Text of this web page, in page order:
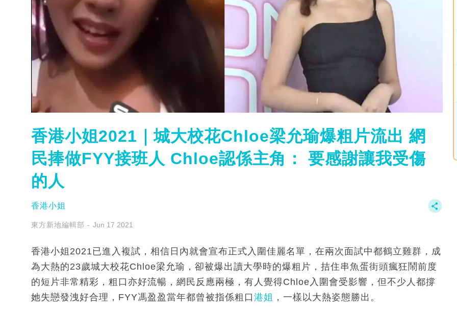
香港小姐2021｜城大校花Chloe梁允瑜爆粗片流出 網
民捧做FYY接班人 Chloe認係主角： 要感謝讓我受傷
的人
香港小姐
東方新地編輯部 Jun 17 2021
香港小姐2021已進入複試，相信日內就會宣布正式入圍佳麗名單，在兩次面試中都鶴立雞群，成
為大熱的23歲城大校花Chloe梁允瑜，卻被爆出讀大學時的爆粗片，拮住串魚蛋街頭瘋狂鬧前度
的短片非常精彩，粗口亦好流暢，網民反應兩極，有人覺得Chloe入圍會受影響，但不少人都撐
她失戀發洩好合理，FYY馮盈盈當年都曾被指係粗口 港姐 ，一樣以大熱姿態勝出。